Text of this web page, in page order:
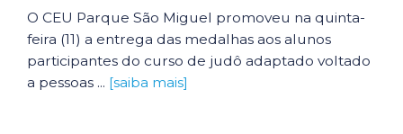
O CEU Parque São Miguel promoveu na quinta-
feira (11) a entrega das medalhas aos alunos
participantes do curso de judô adaptado voltado
a pessoas ... [saiba mais]